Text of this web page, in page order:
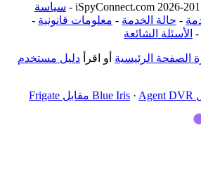
سياسة
- حالة الخدمة - معلومات قانونية -
- الأسئلة الشائعة
الصفحة الرئيسية أو اقرأ دليل مستخدم
· Agent DVR مقابل Frigate